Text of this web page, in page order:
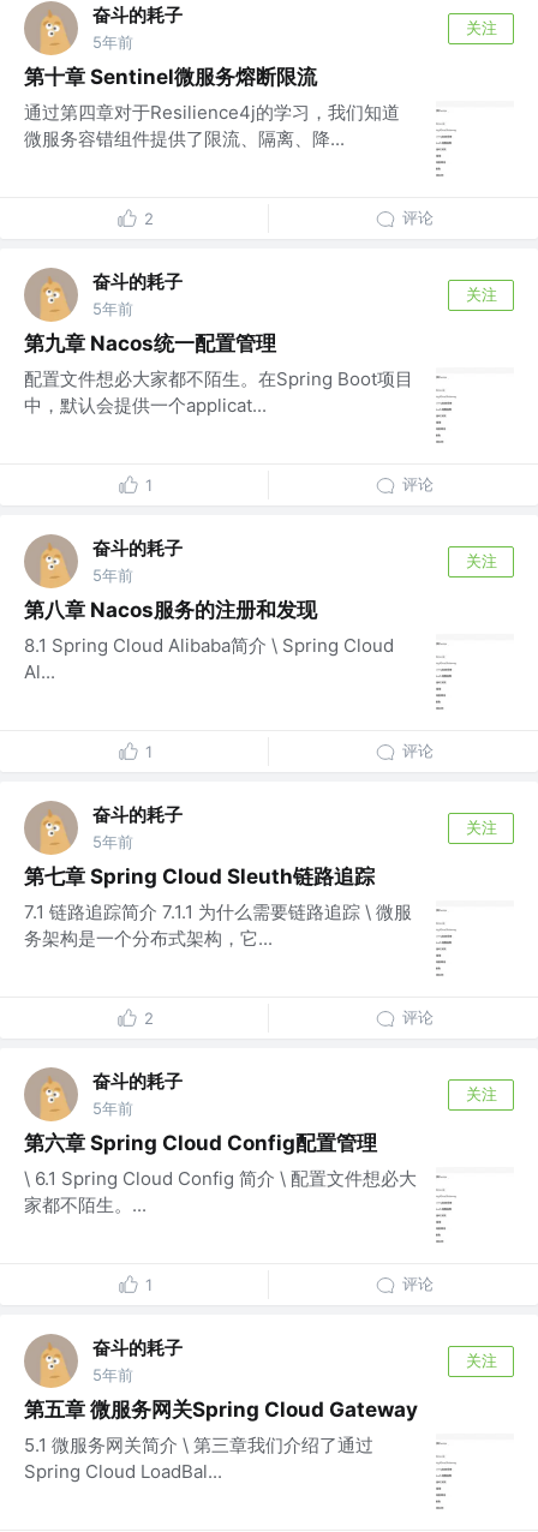
奋斗的耗子
5年前
关注
第十章 Sentinel微服务熔断限流
通过第四章对于Resilience4j的学习，我们知道
微服务容错组件提供了限流、隔离、降...
2 评论
奋斗的耗子
5年前
关注
第九章 Nacos统一配置管理
配置文件想必大家都不陌生。在Spring Boot项目
中，默认会提供一个applicat...
1 评论
奋斗的耗子
5年前
关注
第八章 Nacos服务的注册和发现
8.1 Spring Cloud Alibaba简介 \ Spring Cloud
Al...
1 评论
奋斗的耗子
5年前
关注
第七章 Spring Cloud Sleuth链路追踪
7.1 链路追踪简介 7.1.1 为什么需要链路追踪 \ 微服
务架构是一个分布式架构，它...
2 评论
奋斗的耗子
5年前
关注
第六章 Spring Cloud Config配置管理
\ 6.1 Spring Cloud Config 简介 \ 配置文件想必大
家都不陌生。...
1 评论
奋斗的耗子
5年前
关注
第五章 微服务网关Spring Cloud Gateway
5.1 微服务网关简介 \ 第三章我们介绍了通过
Spring Cloud LoadBal...